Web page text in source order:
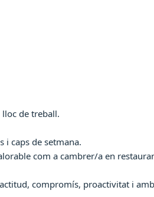
lloc de treball.
i caps de setmana.
com a cambrer/a en
compromís, proactivitat i